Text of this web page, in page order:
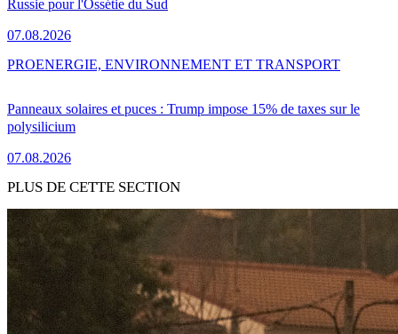
Russie pour l'Ossétie du Sud
07.08.2026
Panneaux solaires et puces : Trump impose 15% de taxes sur le
polysilicium
07.08.2026
PROENERGIE, ENVIRONNEMENT ET TRANSPORT
PLUS DE CETTE SECTION